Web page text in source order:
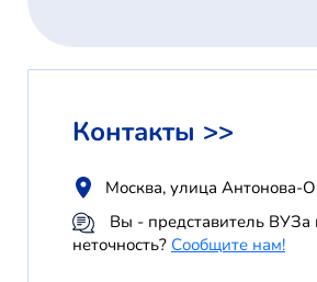
Контакты >>
Москва, улица Антонова-
Вы - представитель
неточность? Сообщите нам!